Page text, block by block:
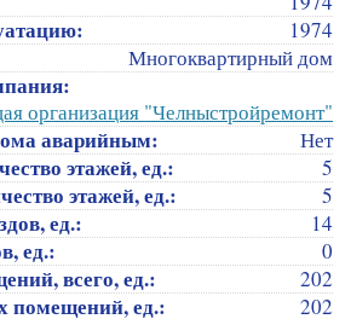
1974
Многоквартирный дом
организация "Челныстройремонт"
аварийным: Нет
этажей, ед.: 5
этажей, ед.: 5
ед.: 14
ед.: 0
всего, ед.: 202
помещений, ед.: 202